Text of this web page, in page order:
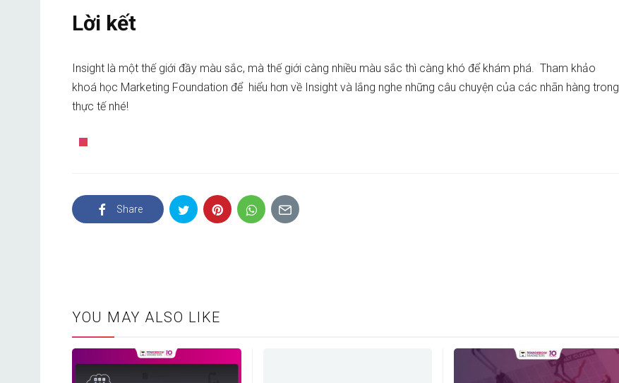
Lời kết
Insight là một thế giới đầy màu sắc, mà thế giới càng nhiều màu sắc thì càng khó để khám phá. Tham khảo
khoá học Marketing Foundation để hiểu hơn về Insight và lắng nghe những câu chuyện của các nhãn hàng trong
thực tế nhé!
Share
YOU MAY ALSO LIKE